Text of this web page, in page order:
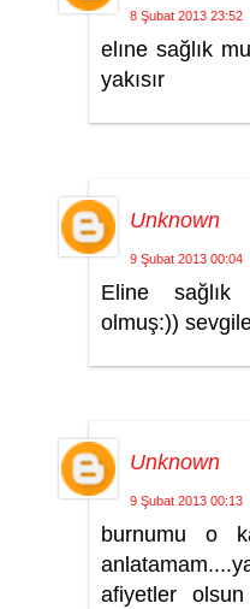
8 Şubat 2013 23:52
elıne sağlık
yakısır
Unknown
9 Şubat 2013 00:04
Eline
olmuş:))
Unknown
9 Şubat 2013 00:13
burnumu o
afiyetler